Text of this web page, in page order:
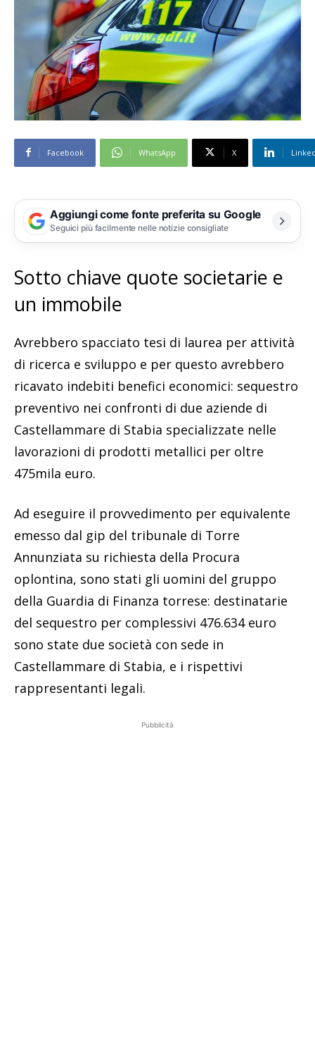
Facebook WhatsApp X
Aggiungi come fonte preferita su Google
Seguici più facilmente nelle notizie consigliate
Sotto chiave quote societarie e
un immobile
Avrebbero spacciato tesi di laurea per attività
di ricerca e sviluppo e per questo avrebbero
ricavato indebiti benefici economici: sequestro
preventivo nei confronti di due aziende di
Castellammare di Stabia specializzate nelle
lavorazioni di prodotti metallici per oltre
475mila euro.
Ad eseguire il provvedimento per equivalente
emesso dal gip del tribunale di Torre
Annunziata su richiesta della Procura
oplontina, sono stati gli uomini del gruppo
della Guardia di Finanza torrese: destinatarie
del sequestro per complessivi 476.634 euro
sono state due società con sede in
Castellammare di Stabia, e i rispettivi
rappresentanti legali.
Pubblicità